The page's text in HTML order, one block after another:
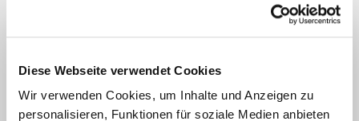
Diese Webseite verwendet Cookies
Wir verwenden Cookies, um Inhalte und Anzeigen zu
personalisieren, Funktionen für soziale Medien anbieten
ambitionierte Ziel in den Fokus, das UKD als
etablieren. Denn ein finanziell gesundes UKD